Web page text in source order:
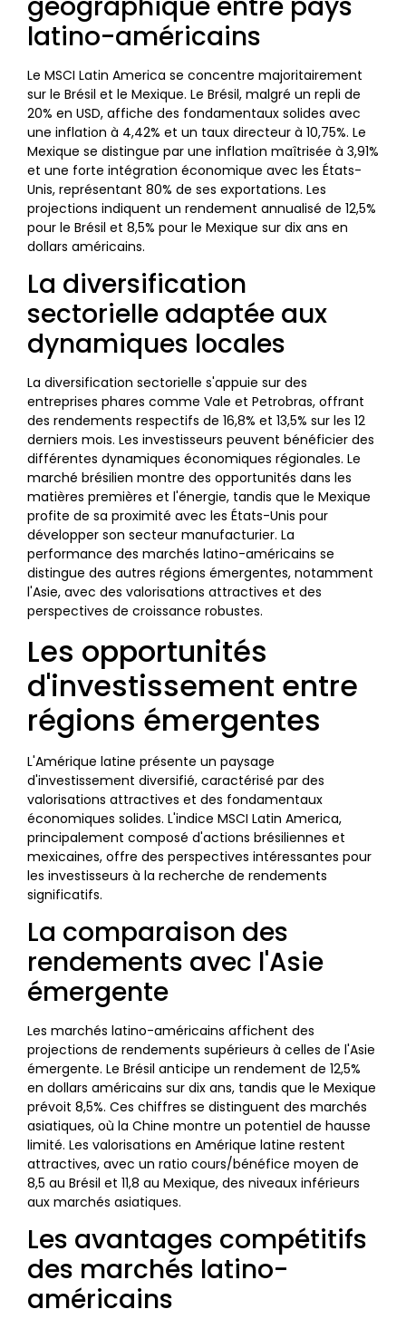
latino-américains
Le MSCI Latin America se concentre majoritairement
sur le Brésil et le Mexique. Le Brésil, malgré un repli de
20% en USD, affiche des fondamentaux solides avec
une inflation à 4,42% et un taux directeur à 10,75%. Le
Mexique se distingue par une inflation maîtrisée à 3,91%
et une forte intégration économique avec les États-
Unis, représentant 80% de ses exportations. Les
projections indiquent un rendement annualisé de 12,5%
pour le Brésil et 8,5% pour le Mexique sur dix ans en
dollars américains.
La diversification
sectorielle adaptée aux
dynamiques locales
La diversification sectorielle s'appuie sur des
entreprises phares comme Vale et Petrobras, offrant
des rendements respectifs de 16,8% et 13,5% sur les 12
derniers mois. Les investisseurs peuvent bénéficier des
différentes dynamiques économiques régionales. Le
marché brésilien montre des opportunités dans les
matières premières et l'énergie, tandis que le Mexique
profite de sa proximité avec les États-Unis pour
développer son secteur manufacturier. La
performance des marchés latino-américains se
distingue des autres régions émergentes, notamment
l'Asie, avec des valorisations attractives et des
perspectives de croissance robustes.
Les opportunités
d'investissement entre
régions émergentes
L'Amérique latine présente un paysage
d'investissement diversifié, caractérisé par des
valorisations attractives et des fondamentaux
économiques solides. L'indice MSCI Latin America,
principalement composé d'actions brésiliennes et
mexicaines, offre des perspectives intéressantes pour
les investisseurs à la recherche de rendements
significatifs.
La comparaison des
rendements avec l'Asie
émergente
Les marchés latino-américains affichent des
projections de rendements supérieurs à celles de l'Asie
émergente. Le Brésil anticipe un rendement de 12,5%
en dollars américains sur dix ans, tandis que le Mexique
prévoit 8,5%. Ces chiffres se distinguent des marchés
asiatiques, où la Chine montre un potentiel de hausse
limité. Les valorisations en Amérique latine restent
attractives, avec un ratio cours/bénéfice moyen de
8,5 au Brésil et 11,8 au Mexique, des niveaux inférieurs
aux marchés asiatiques.
Les avantages compétitifs
des marchés latino-
américains